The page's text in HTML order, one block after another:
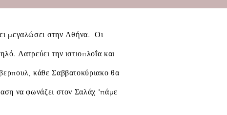
μεγαλώσει στην Αθήνα. Οι
Λατρεύει την ιστιοπλοΐα και
κάθε Σαββατοκύριακο θα
να φωνάζει στον Σαλάχ 'πάμε